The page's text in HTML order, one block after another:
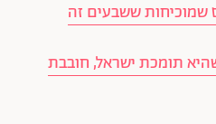
שמוכיחות ששבעים זה
80: ידעתן שהיא תומכת ישראל, חובבת